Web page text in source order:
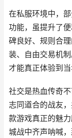
在私服环境中，
功能，虽提升了
碑良好、规则合
装、自由交易机
才能真正体验到
社交是热血传奇
志同道合的战友
款游戏真正的魅
城战中齐声呐喊